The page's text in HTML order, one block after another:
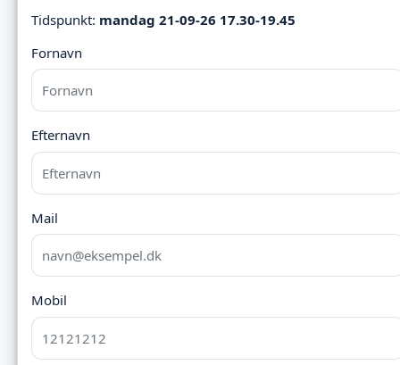
Tidspunkt: mandag 21-09-26 17.30-19.45
Fornavn
Efternavn
Mail
Mobil